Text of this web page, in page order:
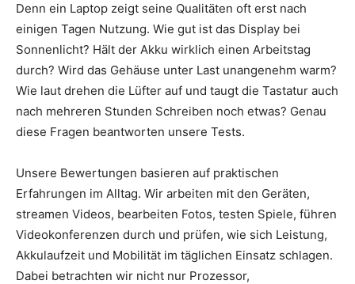
Denn ein Laptop zeigt seine Qualitäten oft erst nach
einigen Tagen Nutzung. Wie gut ist das Display bei
Sonnenlicht? Hält der Akku wirklich einen Arbeitstag
durch? Wird das Gehäuse unter Last unangenehm warm?
Wie laut drehen die Lüfter auf und taugt die Tastatur auch
nach mehreren Stunden Schreiben noch etwas? Genau
diese Fragen beantworten unsere Tests.
Unsere Bewertungen basieren auf praktischen
Erfahrungen im Alltag. Wir arbeiten mit den Geräten,
streamen Videos, bearbeiten Fotos, testen Spiele, führen
Videokonferenzen durch und prüfen, wie sich Leistung,
Akkulaufzeit und Mobilität im täglichen Einsatz schlagen.
Dabei betrachten wir nicht nur Prozessor,